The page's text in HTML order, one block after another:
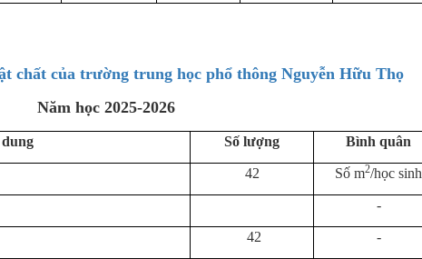
chất của trường trung học phổ thông Nguyễn Hữu Thọ
Năm học 2025-2026
Số lượng Bình quân
42 Số m2/học sinh
-
42 -